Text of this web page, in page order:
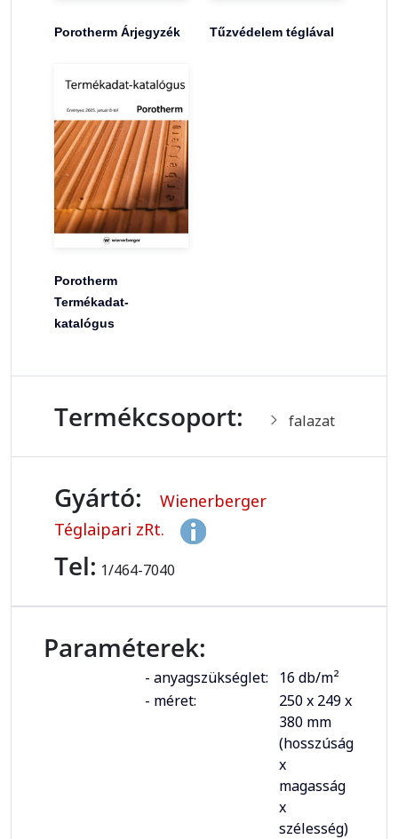
Porotherm Árjegyzék Tűzvédelem téglával
Porotherm
Termékadat-
katalógus
Termékcsoport: falazat
Gyártó:
Wienerberger
Téglaipari zRt.
Tel: 1/464-7040
Paraméterek:
- anyagszükséglet:
16 db/m²
- méret:
250 x 249 x
380 mm
(hosszúság
x
magasság
x
szélesség)